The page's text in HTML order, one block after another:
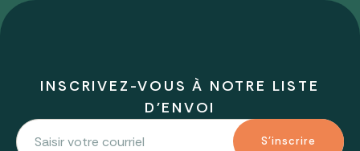
INSCRIVEZ-VOUS À NOTRE LISTE
D'ENVOI
S'inscrire